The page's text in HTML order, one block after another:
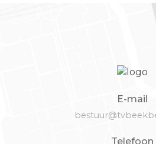
E-mail
Telefoon